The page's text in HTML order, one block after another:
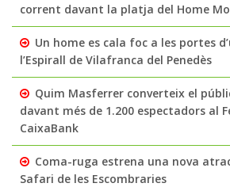
corrent davant la platja del Home
Un home es cala foc a les portes
l’Espirall de Vilafranca del Penedès
Quim Masferrer converteix el
davant més de 1.200 espectadors al
CaixaBank
Coma-ruga estrena una nova
Safari de les Escombraries